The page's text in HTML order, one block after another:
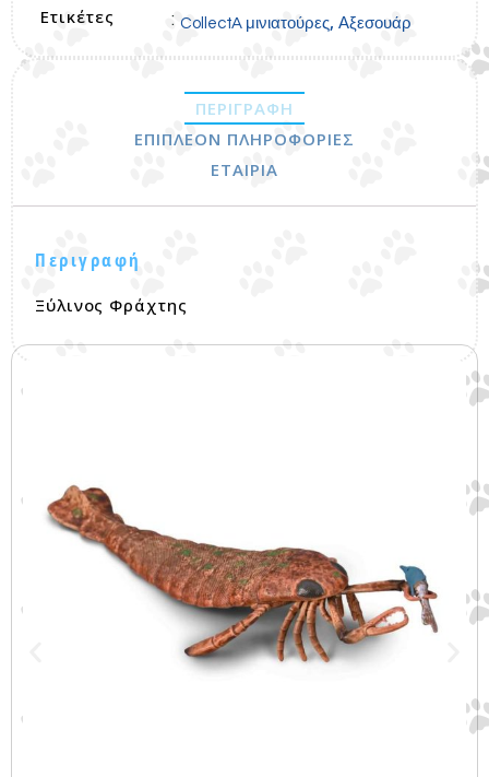
Ετικέτες : CollectA μινιατούρες, Αξεσουάρ
ΠΕΡΙΓΡΑΦΉ
ΕΠΙΠΛΈΟΝ ΠΛΗΡΟΦΟΡΊΕΣ
ΕΤΑΙΡΊΑ
Περιγραφή
Ξύλινος Φράχτης